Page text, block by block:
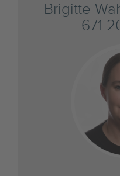
Brigitte
671